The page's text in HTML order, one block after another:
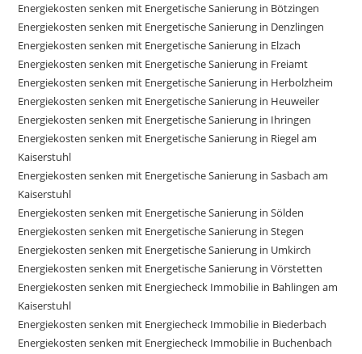
Energiekosten senken mit Energetische Sanierung in Bötzingen
Energiekosten senken mit Energetische Sanierung in Denzlingen
Energiekosten senken mit Energetische Sanierung in Elzach
Energiekosten senken mit Energetische Sanierung in Freiamt
Energiekosten senken mit Energetische Sanierung in Herbolzheim
Energiekosten senken mit Energetische Sanierung in Heuweiler
Energiekosten senken mit Energetische Sanierung in Ihringen
Energiekosten senken mit Energetische Sanierung in Riegel am
Kaiserstuhl
Energiekosten senken mit Energetische Sanierung in Sasbach am
Kaiserstuhl
Energiekosten senken mit Energetische Sanierung in Sölden
Energiekosten senken mit Energetische Sanierung in Stegen
Energiekosten senken mit Energetische Sanierung in Umkirch
Energiekosten senken mit Energetische Sanierung in Vörstetten
Energiekosten senken mit Energiecheck Immobilie in Bahlingen am
Kaiserstuhl
Energiekosten senken mit Energiecheck Immobilie in Biederbach
Energiekosten senken mit Energiecheck Immobilie in Buchenbach